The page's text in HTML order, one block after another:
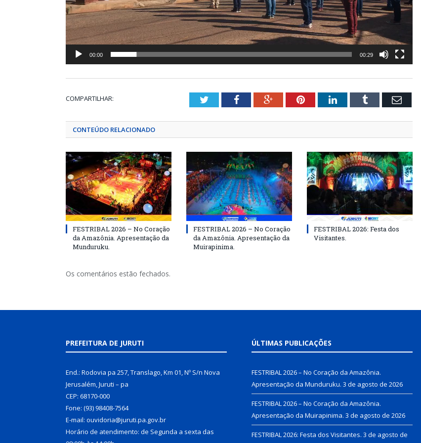
00:00 00:29
COMPARTILHAR: TwitterFacebookGoogle+PinterestLinkedInTumblr Email
CONTEÚDO RELACIONADO
FESTRIBAL 2026 – No Coração
da Amazônia. Apresentação da
Munduruku.
FESTRIBAL 2026 – No Coração
da Amazônia. Apresentação da
Muirapinima.
FESTRIBAL 2026: Festa dos
Visitantes.
Os comentários estão fechados.
PREFEITURA DE JURUTI
End.: Rodovia pa 257, Translago, Km 01, Nº S/n Nova
Jerusalém, Juruti – pa
CEP: 68170-000
Fone: (93) 98408-7564
E-mail: ouvidoria@juruti.pa.gov.br
Horário de atendimento: de Segunda a sexta das
ÚLTIMAS PUBLICAÇÕES
FESTRIBAL 2026 – No Coração da Amazônia.
Apresentação da Munduruku. 3 de agosto de 2026
FESTRIBAL 2026 – No Coração da Amazônia.
Apresentação da Muirapinima. 3 de agosto de 2026
FESTRIBAL 2026: Festa dos Visitantes. 3 de agosto de